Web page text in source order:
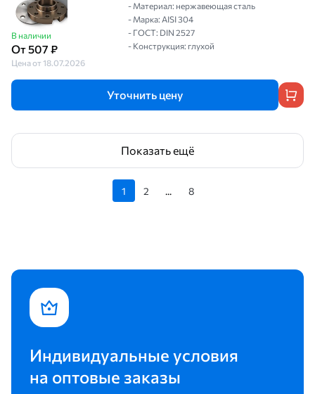
В наличии
От 507 ₽
Цена от 18.07.2026
- Материал: нержавеющая сталь
- Марка: AISI 304
- ГОСТ: DIN 2527
- Конструкция: глухой
Уточнить цену
Показать ещё
1 2 ... 8
Индивидуальные условия
на оптовые заказы